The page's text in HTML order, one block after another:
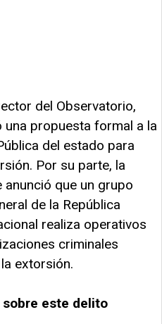
del Observatorio,
propuesta formal a la
del estado para
Por su parte, la
que un grupo
de la República
realiza operativos
criminales
extorsión.
este delito